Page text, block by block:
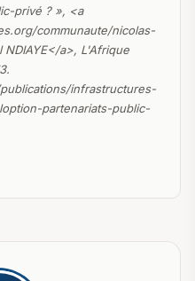
privé ? », <a
communaute/nicolas-
a>, L'Afrique
infrastructures-
partenariats-public-